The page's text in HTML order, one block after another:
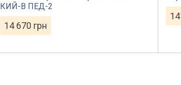
КИЙ-В ПЕД-2
14 670 грн